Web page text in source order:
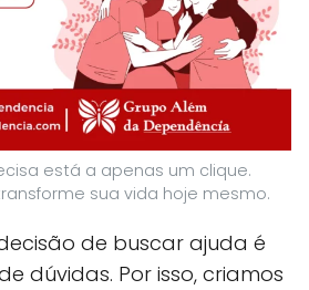
está a apenas um clique.
sua vida hoje mesmo.
de buscar ajuda é
dúvidas. Por isso, criamos